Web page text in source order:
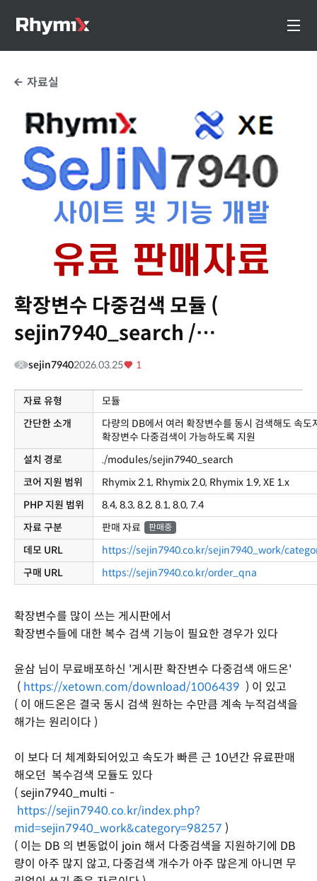
자료실
확장변수 다중검색 모듈 (
sejin7940_search /
sejin7940_multi )
sejin79402026.03.25 1
자료 유형
모듈
간단한 소개
다량의 DB에서 여러 확장변수를 동시 검색해도 속도
확장변수 다중검색이 가능하도록 지원
설치 경로
./modules/sejin7940_search
코어 지원 범위
Rhymix 2.1, Rhymix 2.0, Rhymix 1.9, XE 1.x
PHP 지원 범위
8.4, 8.3, 8.2, 8.1, 8.0, 7.4
자료 구분
판매 자료 판매중
데모 URL
https://sejin7940.co.kr/sejin7940_work/
구매 URL
https://sejin7940.co.kr/order_qna
확장변수를 많이 쓰는 게시판에서
확장변수들에 대한 복수 검색 기능이 필요한 경우가 있다
윤삼 님이 무료배포하신 '게시판 확잔변수 다중검색 애드온'
( https://xetown.com/download/1006439 ) 이 있고
( 이 애드온은 결국 동시 검색 원하는 수만큼 계속 누적검색을
해가는 원리이다 )
이 보다 더 체계화되어있고 속도가 빠른 근 10년간 유료판매
해오던 복수검색 모듈도 있다
( sejin7940_multi -
https://sejin7940.co.kr/index.php?
mid=sejin7940_work&category=98257 )
( 이는 DB 의 변동없이 join 해서 다중검색을 지원하기에 DB
량이 아주 많지 않고, 다중검색 개수가 아주 많은게 아니면 무